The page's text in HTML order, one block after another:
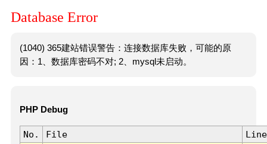
Database Error
(1040) 365建站错误警告：连接数据库失败，可能的原
因：1、数据库密码不对; 2、mysql未启动。
PHP Debug
No. File
Line